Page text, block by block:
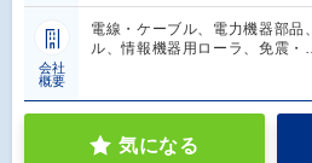
会社
概要
電線・ケーブル、電力機器部品
ル、情報機器用ローラ、免震・
気になる